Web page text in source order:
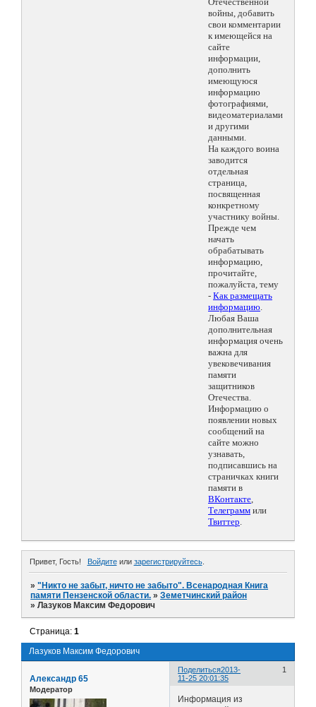
войны, добавить
свои комментарии
к имеющейся на
сайте
информации,
дополнить
имеющуюся
информацию
фотографиями,
видеоматериалами
и другими
данными.
На каждого воина
заводится
отдельная
страница,
посвященная
конкретному
участнику войны.
Прежде чем
начать
обрабатывать
информацию,
прочитайте,
пожалуйста, тему
- Как размещать
информацию.
Любая Ваша
дополнительная
информация очень
важна для
увековечивания
памяти
защитников
Отечества.
Информацию о
появлении новых
сообщений на
сайте можно
узнавать,
подписавшись на
страничках книги
памяти в
ВКонтакте,
Телеграмм или
Твиттер.
Привет, Гость! Войдитеили зарегистрируйтесь.
»"Никто не забыт, ничто не забыто". Всенародная Книга
памяти Пензенской области. »Земетчинский район
»Лазуков Максим Федорович
Лазуков Максим Федорович
Страница:1
Поделиться 1
2013-
11-25 20:01:35
Александр 65
Модератор
Информация из